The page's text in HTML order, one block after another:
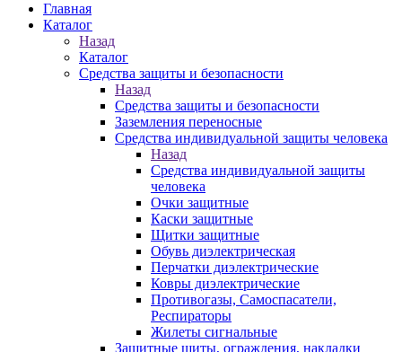
Главная
Каталог
Назад
Каталог
Средства защиты и безопасности
Назад
Средства защиты и безопасности
Заземления переносные
Средства индивидуальной защиты человека
Назад
Средства индивидуальной защиты
человека
Очки защитные
Каски защитные
Щитки защитные
Обувь диэлектрическая
Перчатки диэлектрические
Ковры диэлектрические
Противогазы, Самоспасатели,
Респираторы
Жилеты сигнальные
Защитные щиты, ограждения, накладки